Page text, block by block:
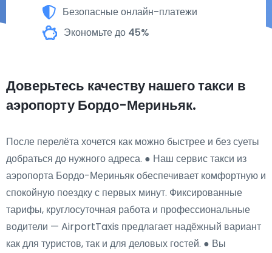
Безопасные онлайн-платежи
Экономьте до 45%
Доверьтесь качеству нашего такси в
аэропорту Бордо-Мериньяк.
После перелёта хочется как можно быстрее и без суеты
добраться до нужного адреса. ● Наш сервис такси из
аэропорта Бордо-Мериньяк обеспечивает комфортную и
спокойную поездку с первых минут. Фиксированные
тарифы, круглосуточная работа и профессиональные
водители — AirportTaxis предлагает надёжный вариант
как для туристов, так и для деловых гостей. ● Вы